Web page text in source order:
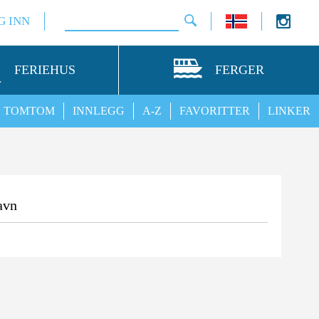
INN
FERIEHUS FERGER
LINKER
FAVORITTER
A-Z
INNLEGG
TOMTOM